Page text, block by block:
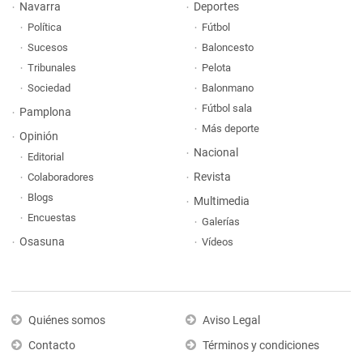
Navarra
Política
Sucesos
Tribunales
Sociedad
Pamplona
Opinión
Editorial
Colaboradores
Blogs
Encuestas
Osasuna
Deportes
Fútbol
Baloncesto
Pelota
Balonmano
Fútbol sala
Más deporte
Nacional
Revista
Multimedia
Galerías
Vídeos
Quiénes somos
Contacto
Aviso Legal
Términos y condiciones